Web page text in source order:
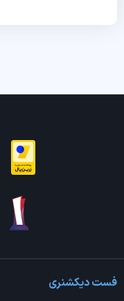
فست دیکشنری